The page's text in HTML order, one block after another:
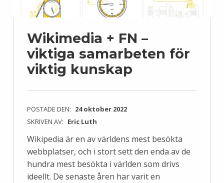
Wikimedia + FN –
viktiga samarbeten för
viktig kunskap
POSTADE DEN: 24 oktober 2022
SKRIVEN AV: Eric Luth
Wikipedia är en av världens mest besökta
webbplatser, och i stort sett den enda av de
hundra mest besökta i världen som drivs
ideellt. De senaste åren har varit en